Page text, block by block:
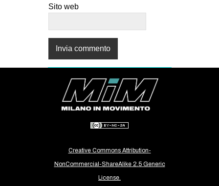
Sito web
Creative Commons Attribution-
NonCommercial-ShareAlike 2.5 Generic
License.